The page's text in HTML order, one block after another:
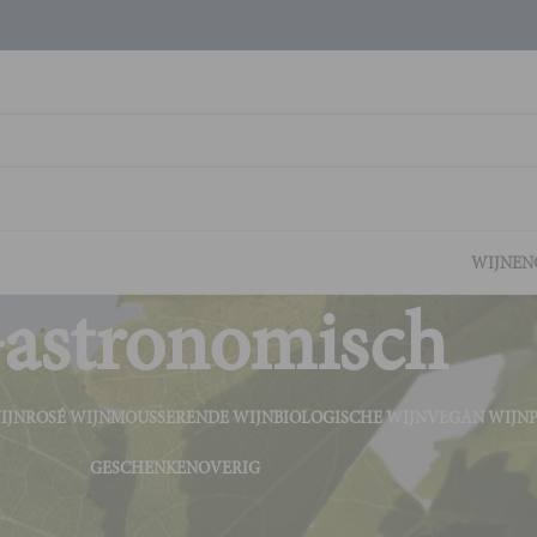
WIJNEN
ROSÉ WIJNMOUSSERENDE WIJNBIOLOGISCHE WIJN VEGAN WIJN
GESCHENKENOVERIG
Tonen